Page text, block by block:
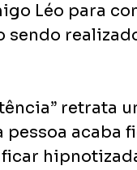
Léo para
sendo
retrata
pessoa acaba